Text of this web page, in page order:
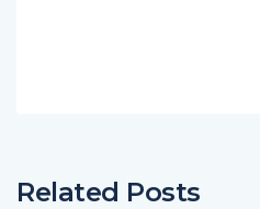
Related Posts